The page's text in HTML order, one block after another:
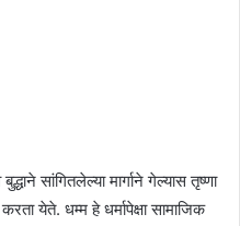
सांगितलेल्या मार्गाने गेल्यास तृष्णा
येते. धम्म हे धर्मापेक्षा सामाजिक